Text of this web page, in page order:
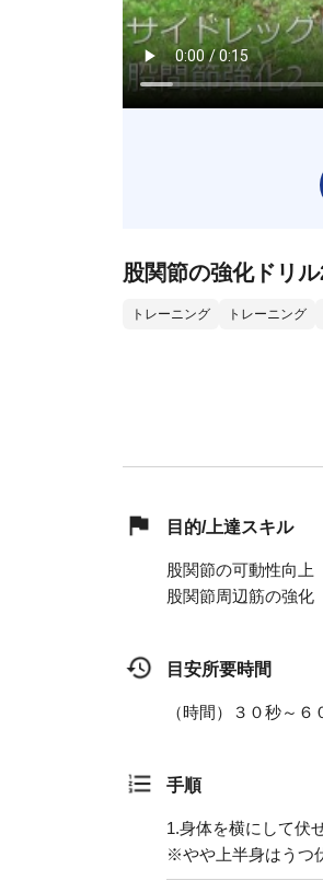
股関節の強化ドリ
トレーニング トレーニング
目的/上達スキル
股関節の可動性向上
股関節周辺筋の強化
目安所要時間
（時間）３０秒～
手順
1.身体を横にして伏
※やや上半身はうつ